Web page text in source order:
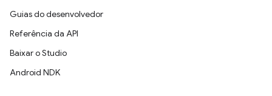
Guias do desenvolvedor
Referência da API
Baixar o Studio
Android NDK